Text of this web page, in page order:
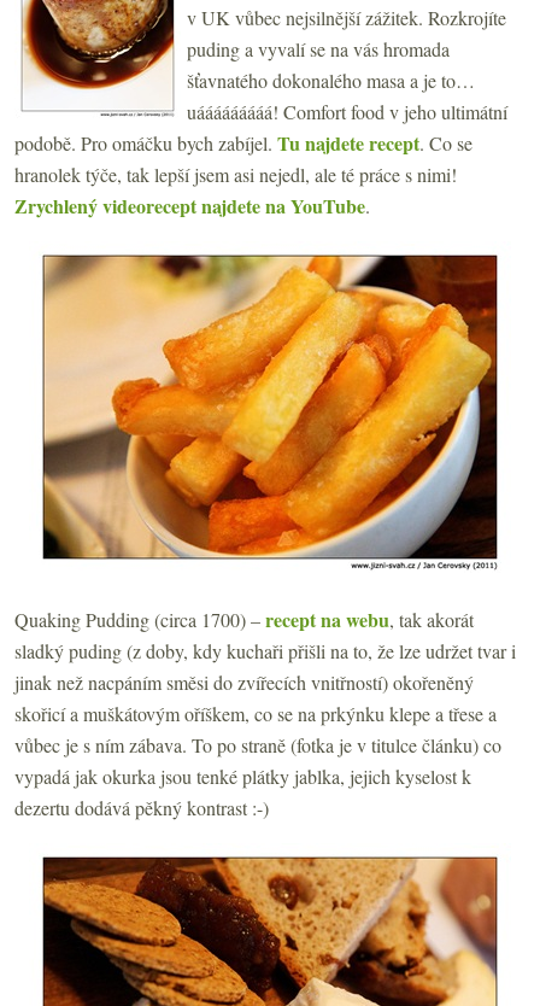
v UK vůbec nejsilnější zážitek. Rozkrojíte
puding a vyvalí se na vás hromada
šťavnatého dokonalého masa a je to…
uááááááááá! Comfort food v jeho ultimátní
podobě. Pro omáčku bych zabíjel. Tu najdete recept. Co se
hranolek týče, tak lepší jsem asi nejedl, ale té práce s nimi!
Zrychlený videorecept najdete na YouTube.
Quaking Pudding (circa 1700) –recept na webu, tak akorát
sladký puding (z doby, kdy kuchaři přišli na to, že lze udržet tvar i
jinak než nacpáním směsi do zvířecích vnitřností) okořeněný
skořicí a muškátovým oříškem, co se na prkýnku klepe a třese a
vůbec je s ním zábava. To po straně (fotka je v titulce článku) co
vypadá jak okurka jsou tenké plátky jablka, jejich kyselost k
dezertu dodává pěkný kontrast :-)